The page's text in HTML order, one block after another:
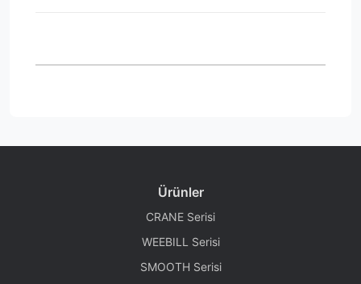
Ürünler
CRANE Serisi
WEEBILL Serisi
SMOOTH Serisi